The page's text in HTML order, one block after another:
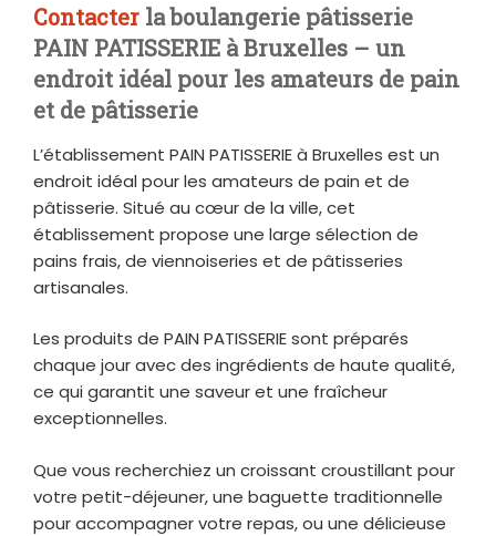
Contacter la boulangerie pâtisserie
PAIN PATISSERIE à Bruxelles – un
endroit idéal pour les amateurs de pain
et de pâtisserie
L’établissement PAIN PATISSERIE à Bruxelles est un
endroit idéal pour les amateurs de pain et de
pâtisserie. Situé au cœur de la ville, cet
établissement propose une large sélection de
pains frais, de viennoiseries et de pâtisseries
artisanales.
Les produits de PAIN PATISSERIE sont préparés
chaque jour avec des ingrédients de haute qualité,
ce qui garantit une saveur et une fraîcheur
exceptionnelles.
Que vous recherchiez un croissant croustillant pour
votre petit-déjeuner, une baguette traditionnelle
pour accompagner votre repas, ou une délicieuse